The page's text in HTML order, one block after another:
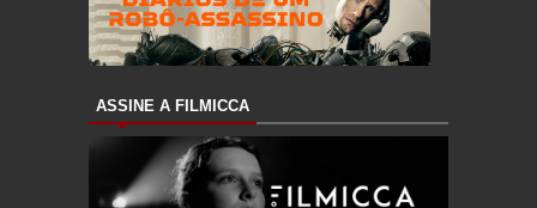
ASSINE A FILMICCA